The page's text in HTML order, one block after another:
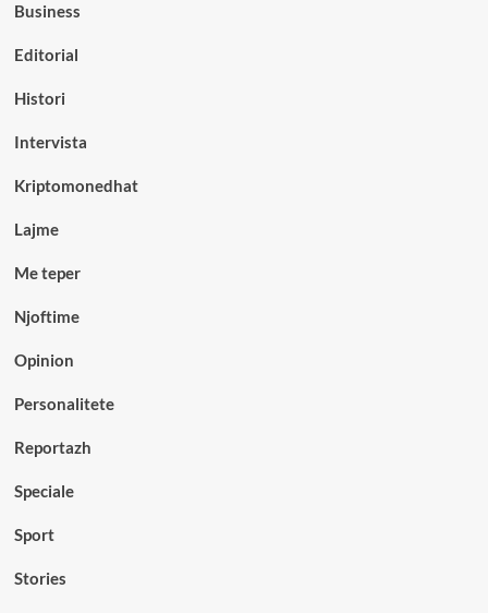
Business
Editorial
Histori
Intervista
Kriptomonedhat
Lajme
Me teper
Njoftime
Opinion
Personalitete
Reportazh
Speciale
Sport
Stories